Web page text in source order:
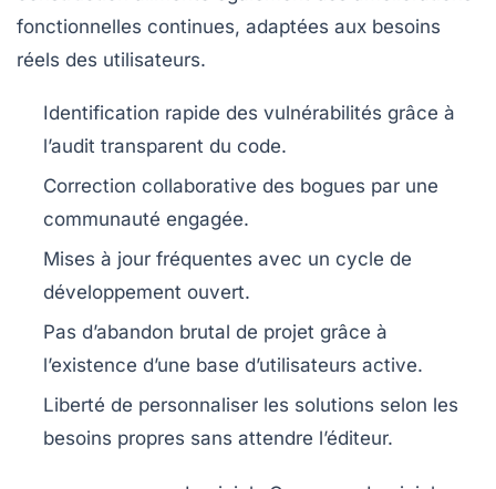
fonctionnelles continues, adaptées aux besoins
réels des utilisateurs.
Identification rapide des vulnérabilités grâce à
l’audit transparent du code.
Correction collaborative des bogues par une
communauté engagée.
Mises à jour fréquentes avec un cycle de
développement ouvert.
Pas d’abandon brutal de projet grâce à
l’existence d’une base d’utilisateurs active.
Liberté de personnaliser les solutions selon les
besoins propres sans attendre l’éditeur.